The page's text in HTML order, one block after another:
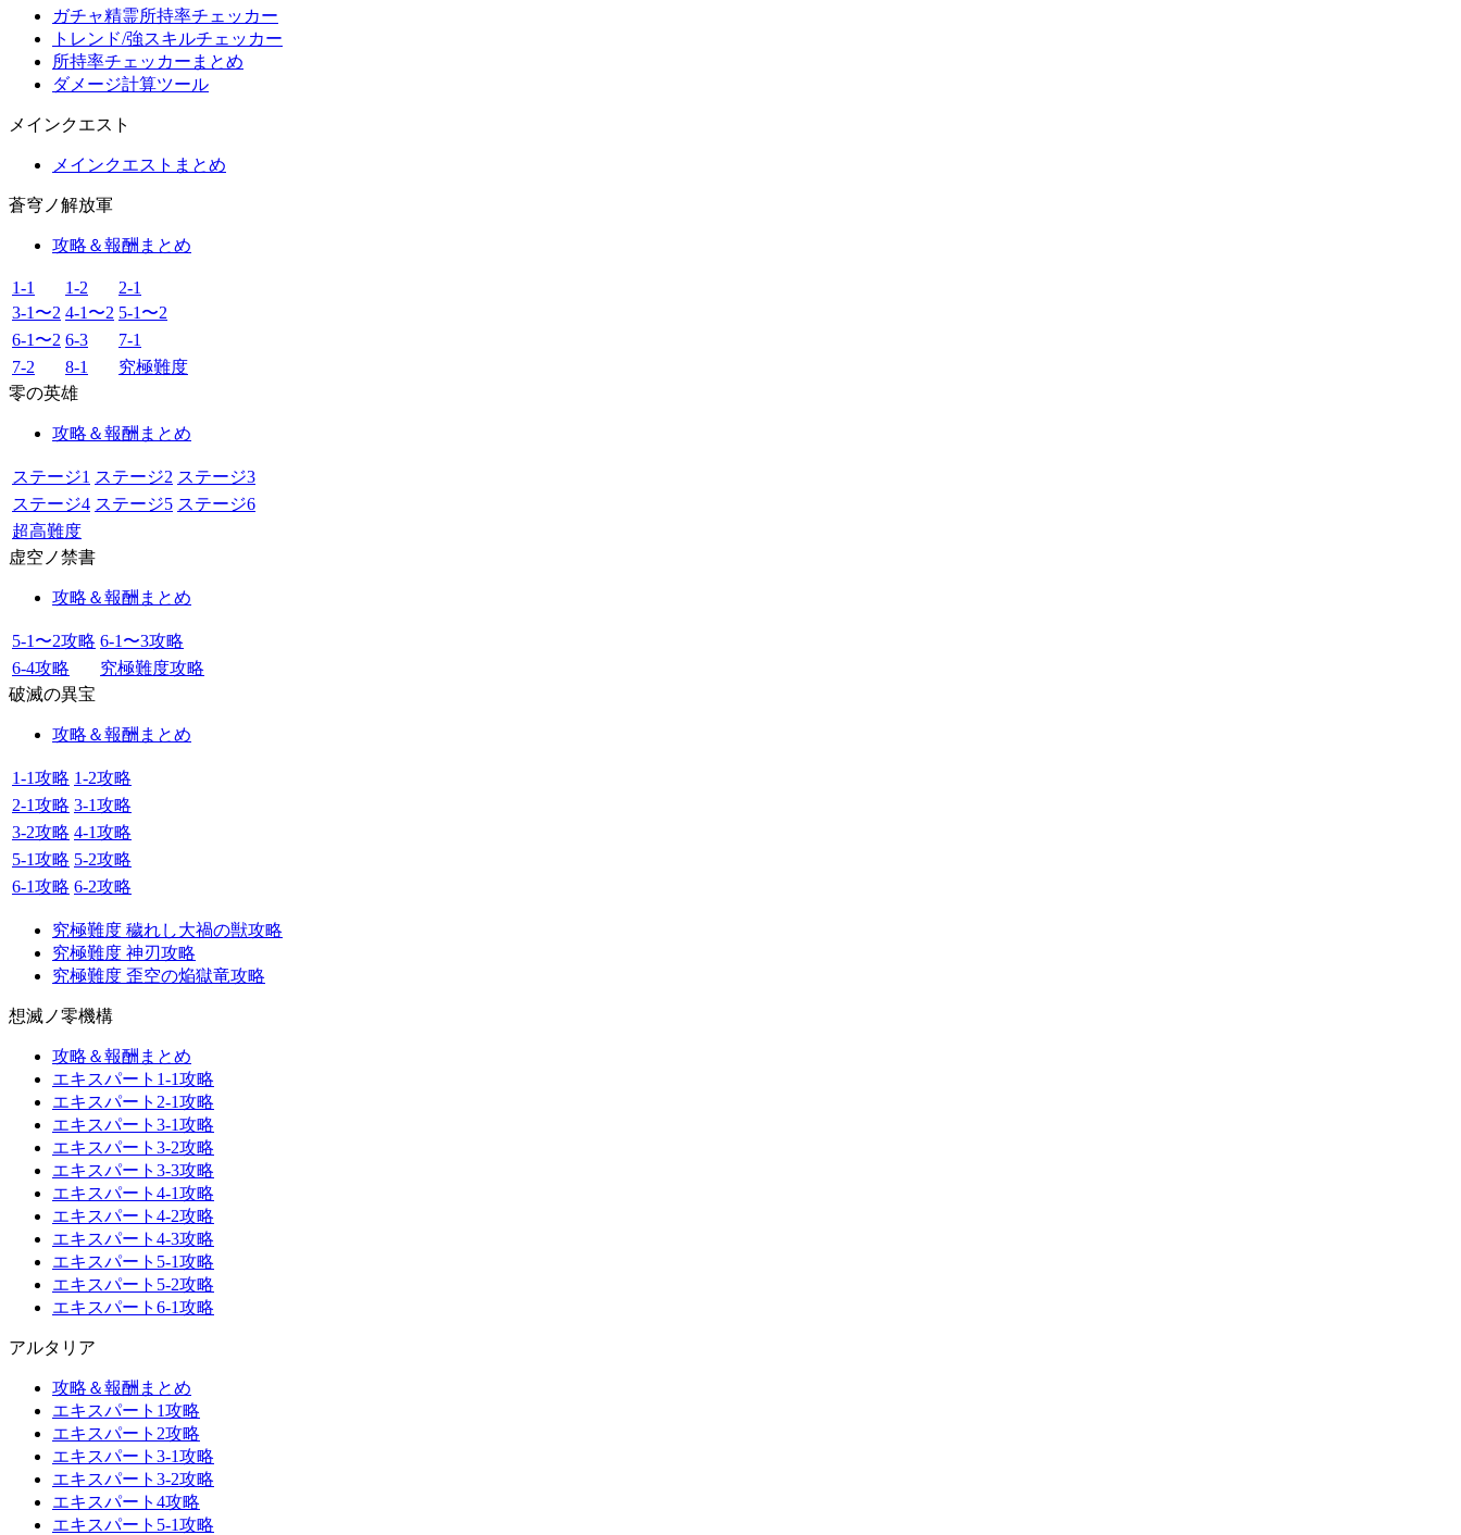
ガチャ精霊所持率チェッカー
トレンド/強スキルチェッカー
所持率チェッカーまとめ
ダメージ計算ツール
メインクエスト
メインクエストまとめ
蒼穹ノ解放軍
攻略＆報酬まとめ
1-1 1-2
2-1
3-1〜2 4-1〜2 5-1〜2
6-1〜2 6-3
7-1
7-2
8-1
究極難度
零の英雄
攻略＆報酬まとめ
ステージ1 ステージ2 ステージ3
ステージ4 ステージ5 ステージ6
超高難度
虚空ノ禁書
攻略＆報酬まとめ
5-1〜2攻略 6-1〜3攻略
6-4攻略
究極難度攻略
破滅の異宝
攻略＆報酬まとめ
1-1攻略 1-2攻略
2-1攻略 3-1攻略
3-2攻略 4-1攻略
5-1攻略 5-2攻略
6-1攻略 6-2攻略
究極難度 穢れし大禍の獣攻略
究極難度 神刃攻略
究極難度 歪空の焔獄竜攻略
想滅ノ零機構
攻略＆報酬まとめ
エキスパート1-1攻略
エキスパート2-1攻略
エキスパート3-1攻略
エキスパート3-2攻略
エキスパート3-3攻略
エキスパート4-1攻略
エキスパート4-2攻略
エキスパート4-3攻略
エキスパート5-1攻略
エキスパート5-2攻略
エキスパート6-1攻略
アルタリア
攻略＆報酬まとめ
エキスパート1攻略
エキスパート2攻略
エキスパート3-1攻略
エキスパート3-2攻略
エキスパート4攻略
エキスパート5-1攻略